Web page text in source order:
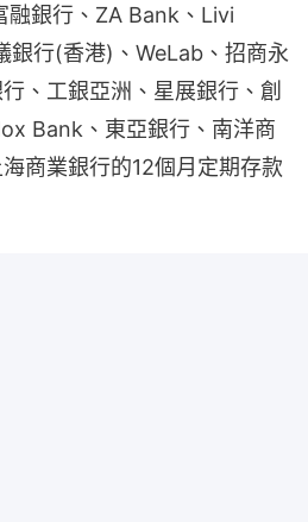
融銀行、ZA Bank、Livi
銀行(香港)、WeLab、招商永
、工銀亞洲、星展銀行、創
Bank、東亞銀行、南洋商
商業銀行的12個月定期存款